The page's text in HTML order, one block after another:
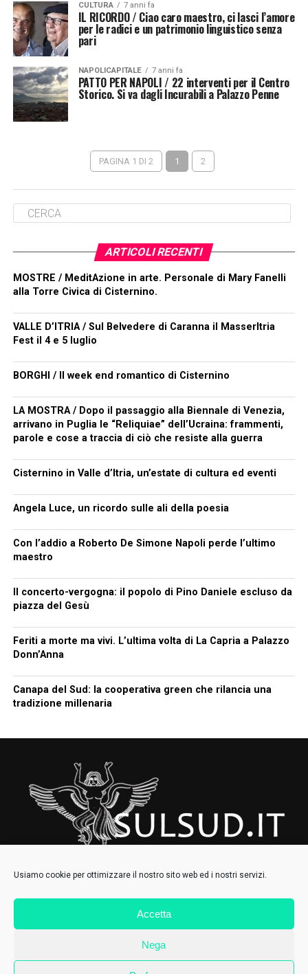
Usiamo cookie per ottimizzare il nostro sito web ed i nostri servizi.
Accetta
Nega
CULTURA 7 anni fa
IL RICORDO / Ciao caro maestro, ci lasci l’amore
per le radici e un patrimonio linguistico senza
pari
NAPOLICAPITALE 7 anni fa
PATTO PER NAPOLI / 22 interventi per il Centro
Storico. Si va dagli Incurabili a Palazzo Penne
PAGINA 1 DI 2 1 2
ARTICOLI RECENTI
MOSTRE / MeditAzione in arte. Personale di Mary Fanelli
alla Torre Civica di Cisternino.
VALLE D’ITRIA / Sul Belvedere di Caranna il MasserItria
Fest il 4 e 5 luglio
BORGHI / Il week end romantico di Cisternino
LA MOSTRA / Dopo il passaggio alla Biennale di Venezia,
arrivano in Puglia le “Reliquiae” dell’Ucraina: frammenti,
parole e cose a traccia di ciò che resiste alla guerra
Cisternino in Valle d’Itria, un’estate di cultura ed eventi
Angela Luce, un ricordo sulle ali della poesia
Con l’addio a Roberto De Simone Napoli perde l’ultimo
maestro
Il concerto-vergogna: il popolo di Pino Daniele escluso da
piazza del Gesù
Feriti a morte ma vivi. L’ultima volta di La Capria a Palazzo
Donn’Anna
Canapa del Sud: la cooperativa green che rilancia una
tradizione millenaria